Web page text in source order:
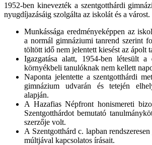
1952-ben kinevezték a szentgotthárdi
nyugdíjazásáig szolgálta az iskolát és a várost.
Munkássága eredményeképpen az
a normál gimnáziumi tanrend szerint
töltött idő nem jelentett kiesést az ápolt
Igazgatása alatt, 1954-ben létesült
környékbeli tanulóknak nem kellett
Naponta jelentette a szentgotthárdi
gimnázium udvarán és tetején
alapján.
A Hazafias Népfront honismereti
Szentgotthárdot bemutató
szerzője volt.
A Szentgotthárd c. lapban
múltjával kapcsolatos írásait.